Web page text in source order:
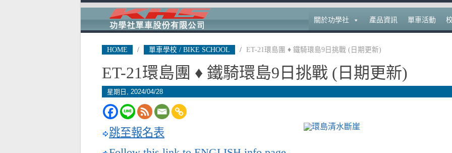
關於功學社 產品資訊 單車活動
HOME / 單車學校 / BIKE SCHOOL / ET-21環島團 ♦ 鐵騎環島9日挑戰 (日期更新)
ET-21環島團 ♦ 鐵騎環島9日挑戰 (日期更新)
星期日, 2024/04/28
跳至報名表